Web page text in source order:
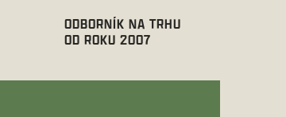
ODBORNÍK NA TRHU
OD ROKU 2007